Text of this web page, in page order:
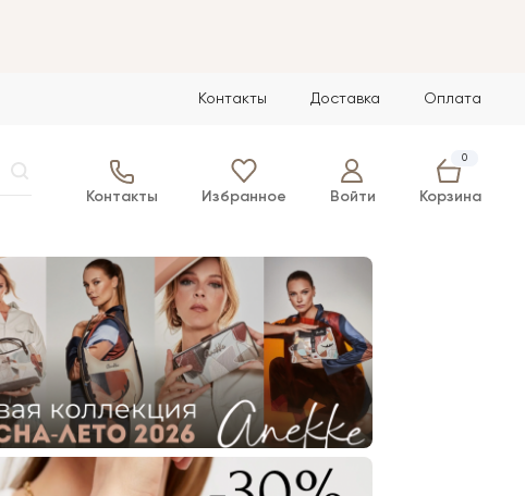
Контакты Доставка Оплата
Контакты
Избранное Войти
0
Корзина